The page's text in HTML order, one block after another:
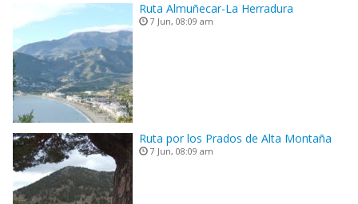
Ruta Almuñecar-La Herradura
7 Jun, 08:09 am
Ruta por los Prados de Alta Montaña
7 Jun, 08:09 am